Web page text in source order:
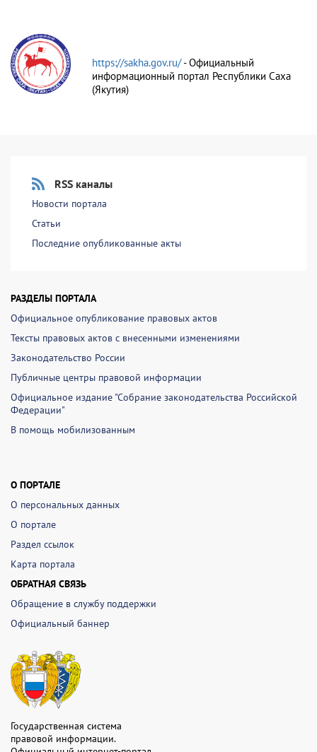
https://sakha.gov.ru/- Официальный
информационный портал Республики Саха
(Якутия)
RSS каналы
Новости портала
Статьи
Последние опубликованные акты
РАЗДЕЛЫ ПОРТАЛА
Официальное опубликование правовых актов
Тексты правовых актов с внесенными изменениями
Законодательство России
Публичные центры правовой информации
Официальное издание "Собрание законодательства Российской
Федерации"
В помощь мобилизованным
О ПОРТАЛЕ
О персональных данных
О портале
Раздел ссылок
Карта портала
ОБРАТНАЯ СВЯЗЬ
Обращение в службу поддержки
Официальный баннер
Государственная система
правовой информации.